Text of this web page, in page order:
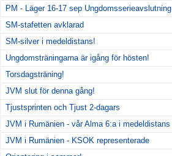
PM - Läger 16-17 sep Ungdomsserieavslutning
SM-stafetten avklarad
SM-silver i medeldistans!
Ungdomsträningarna är igång för hösten!
Torsdagsträning!
JVM slut för denna gång!
Tjustsprinten och Tjust 2-dagars
JVM i Rumänien - vår Alma 6:a i medeldistans
JVM i Rumänien - KSOK representerade